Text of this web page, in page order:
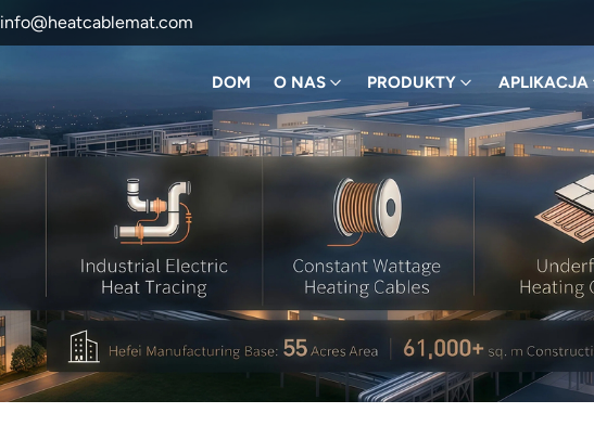
info@heatcablemat.com
DOM O NAS PRODUKTY APLIKACJA